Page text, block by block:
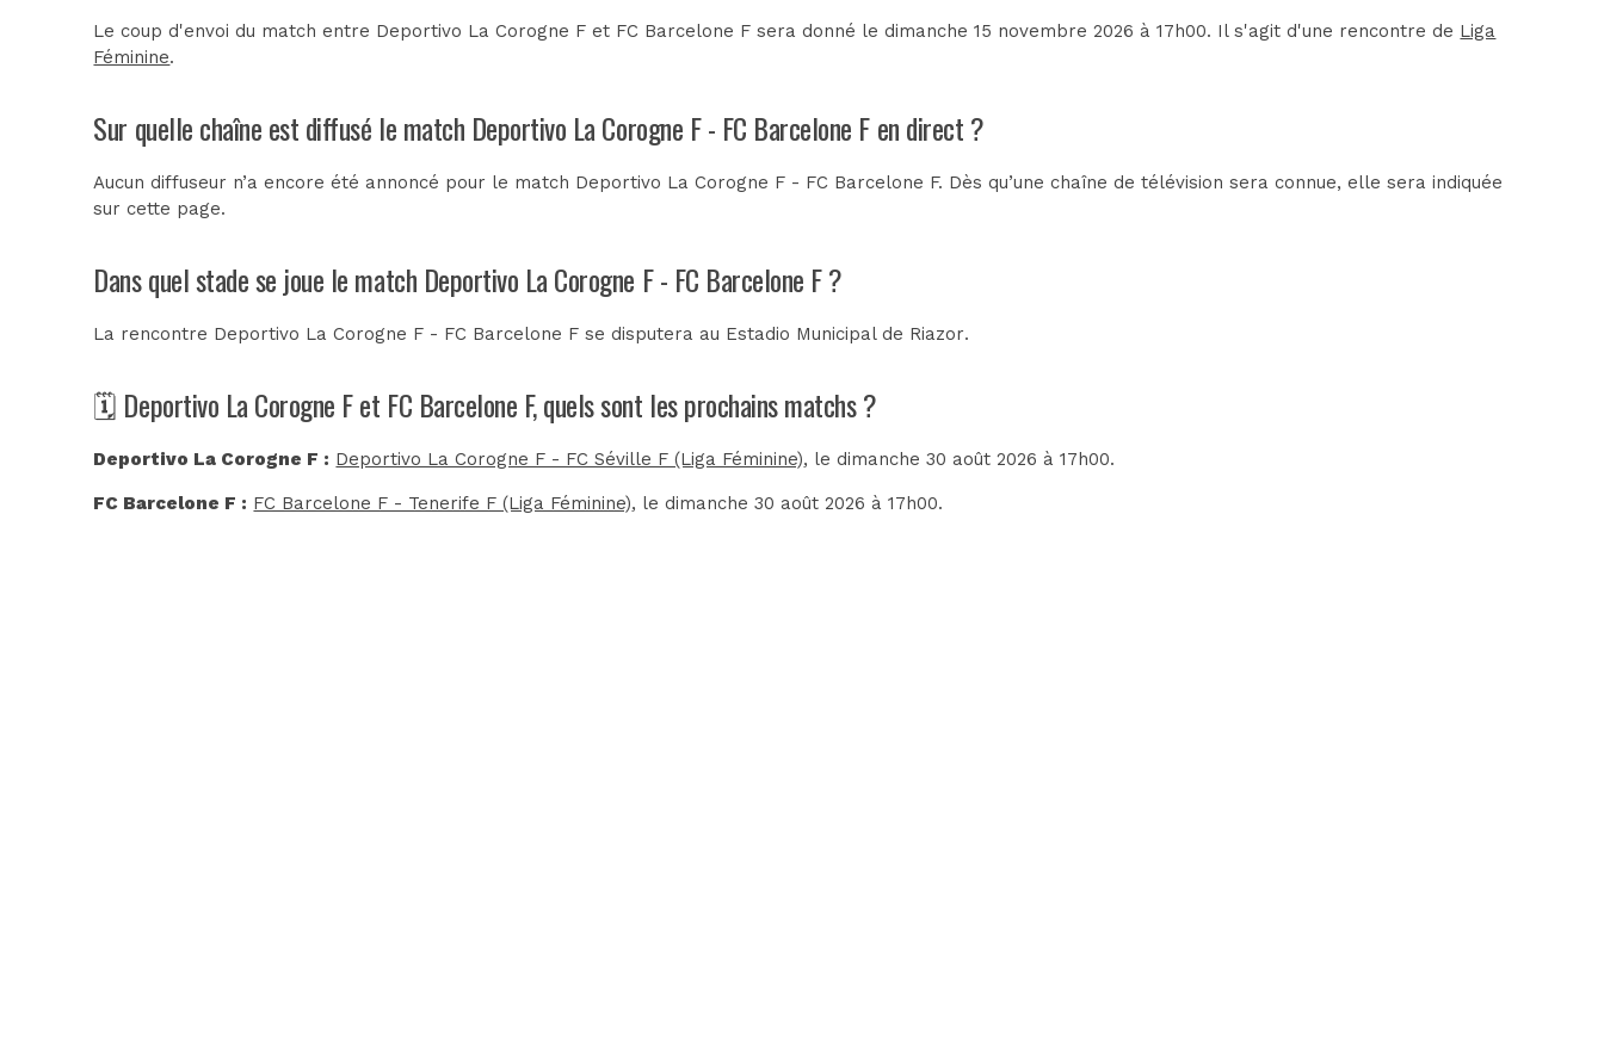
Le coup d'envoi du match entre Deportivo La Corogne F et FC Barcelone F sera donné le dimanche 15 novembre 2026 à 17h00. Il s'agit d'une rencontre de Liga
Féminine.
Sur quelle chaîne est diffusé le match Deportivo La Corogne F - FC Barcelone F en direct ?
Aucun diffuseur n’a encore été annoncé pour le match Deportivo La Corogne F - FC Barcelone F. Dès qu’une chaîne de télévision sera connue, elle sera indiquée
sur cette page.
Dans quel stade se joue le match Deportivo La Corogne F - FC Barcelone F ?
La rencontre Deportivo La Corogne F - FC Barcelone F se disputera au Estadio Municipal de Riazor.
🗓️ Deportivo La Corogne F et FC Barcelone F, quels sont les prochains matchs ?
Deportivo La Corogne F : Deportivo La Corogne F - FC Séville F (Liga Féminine), le dimanche 30 août 2026 à 17h00.
FC Barcelone F : FC Barcelone F - Tenerife F (Liga Féminine), le dimanche 30 août 2026 à 17h00.